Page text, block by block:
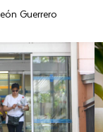
Guerrero